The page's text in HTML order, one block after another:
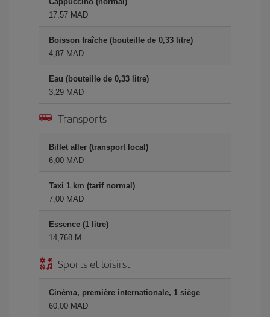
17,57 MAD
Boisson fraîche (bouteille de 0,33 litre)
4,87 MAD
Eau (bouteille de 0,33 litre)
3,29 MAD
Transports
Billet aller (transport local)
6,00 MAD
Taxi 1 km (tarif normal)
7,00 MAD
Essence (1 litre)
14,768 M
Sports et loisirst
Cinéma, première internationale, 1 siège
60,00 MAD